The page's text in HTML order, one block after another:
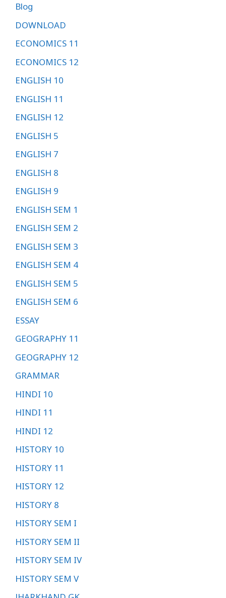
Blog
DOWNLOAD
ECONOMICS 11
ECONOMICS 12
ENGLISH 10
ENGLISH 11
ENGLISH 12
ENGLISH 5
ENGLISH 7
ENGLISH 8
ENGLISH 9
ENGLISH SEM 1
ENGLISH SEM 2
ENGLISH SEM 3
ENGLISH SEM 4
ENGLISH SEM 5
ENGLISH SEM 6
ESSAY
GEOGRAPHY 11
GEOGRAPHY 12
GRAMMAR
HINDI 10
HINDI 11
HINDI 12
HISTORY 10
HISTORY 11
HISTORY 12
HISTORY 8
HISTORY SEM I
HISTORY SEM II
HISTORY SEM IV
HISTORY SEM V